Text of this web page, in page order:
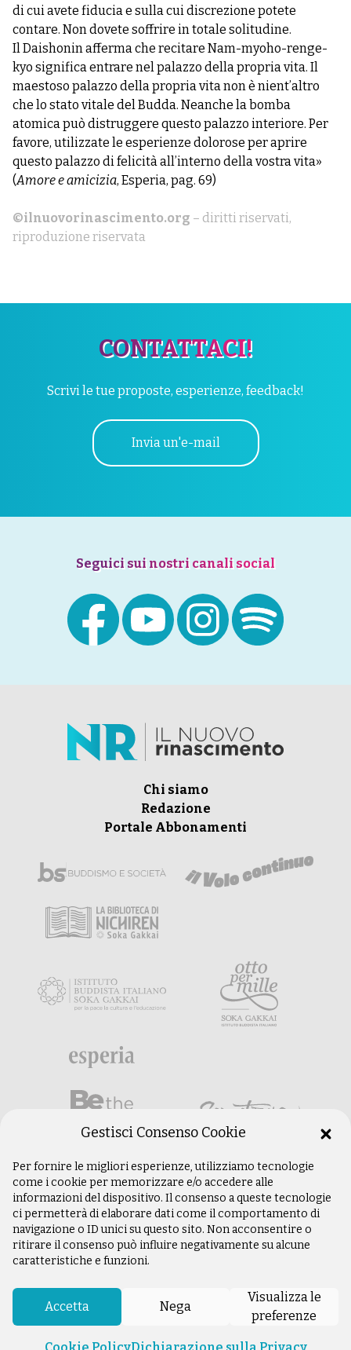
di cui avete fiducia e sulla cui discrezione potete
contare. Non dovete soffrire in totale solitudine.
Il Daishonin afferma che recitare Nam-myoho-renge-
kyo significa entrare nel palazzo della propria vita. Il
maestoso palazzo della propria vita non è nient’altro
che lo stato vitale del Budda. Neanche la bomba
atomica può distruggere questo palazzo interiore. Per
favore, utilizzate le esperienze dolorose per aprire
questo palazzo di felicità all’interno della vostra vita»
(Amore e amicizia, Esperia, pag. 69)
©ilnuovorinascimento.org – diritti riservati,
riproduzione riservata
CONTATTACI!
Scrivi le tue proposte, esperienze, feedback!
Invia un'e-mail
Seguici sui nostri canali social
Chi siamo
Redazione
Portale Abbonamenti
©Copyright 2003 –
Italiano Soka Gakkai. Tutti i diritti riservati |
P.IVA: 04935120487 | Sede Legale: Firenze |
Privacy Policy
Gestisci Consenso Cookie
Per fornire le migliori esperienze, utilizziamo tecnologie
come i cookie per memorizzare e/o accedere alle
informazioni del dispositivo. Il consenso a queste tecnologie
ci permetterà di elaborare dati come il comportamento di
navigazione o ID unici su questo sito. Non acconsentire o
ritirare il consenso può influire negativamente su alcune
caratteristiche e funzioni.
Accetta Nega
Visualizza le
preferenze